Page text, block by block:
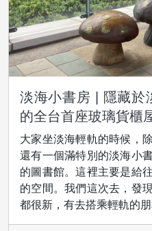
淡海小書房 | 隱藏於
的全台首座玻璃貨櫃
大家坐淡海輕軌的時候，
還有一個滿特別的淡海小
的圖書館。這裡主要是給
的空間。我們這次去，發
都很新，有去搭乘輕軌的朋